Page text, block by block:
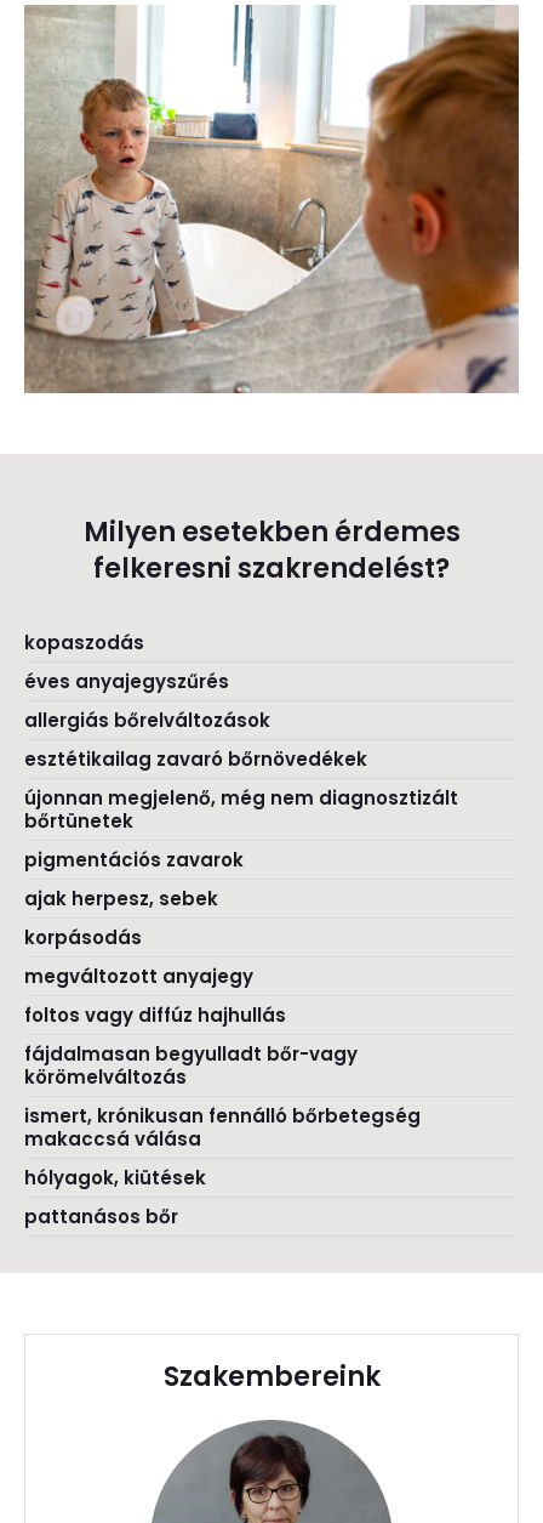
Milyen esetekben érdemes
felkeresni szakrendelést?
kopaszodás
éves anyajegyszűrés
allergiás bőrelváltozások
esztétikailag zavaró bőrnövedékek
újonnan megjelenő, még nem diagnosztizált
bőrtünetek
pigmentációs zavarok
ajak herpesz, sebek
korpásodás
megváltozott anyajegy
foltos vagy diffúz hajhullás
fájdalmasan begyulladt bőr-vagy
körömelváltozás
ismert, krónikusan fennálló bőrbetegség
makaccsá válása
hólyagok, kiütések
pattanásos bőr
Szakembereink